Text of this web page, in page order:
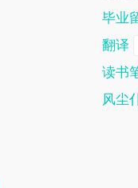
毕业
翻译
读书
风尘